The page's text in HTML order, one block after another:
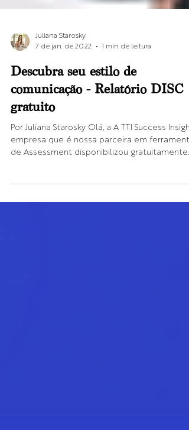
Juliana Starosky
7 de jan. de 2022
1 min de leitura
Descubra seu estilo de
comunicação - Relatório DISC
gratuito
de Assessment disponibilizou gratuitamente...